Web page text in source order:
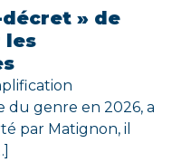
décret » de
les
du genre en 2026, a
par Matignon, il